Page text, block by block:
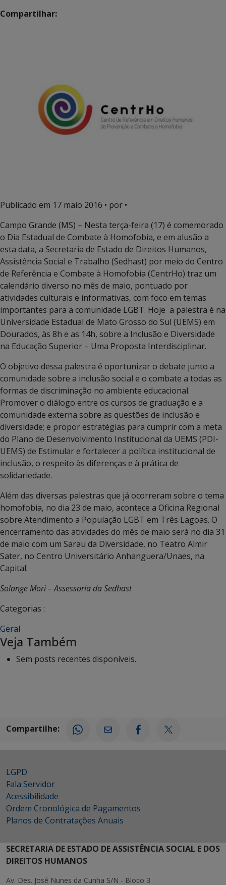
Compartilhar:
Publicado em 17 maio 2016 • por •
Campo Grande (MS) – Nesta terça-feira (17) é comemorado
o Dia Estadual de Combate à Homofobia, e em alusão a
esta data, a Secretaria de Estado de Direitos Humanos,
Assistência Social e Trabalho (Sedhast) por meio do Centro
de Referência e Combate à Homofobia (CentrHo) traz um
calendário diverso no mês de maio, pontuado por
atividades culturais e informativas, com foco em temas
importantes para a comunidade LGBT. Hoje a palestra é na
Universidade Estadual de Mato Grosso do Sul (UEMS) em
Dourados, às 8h e as 14h, sobre a Inclusão e Diversidade
na Educação Superior – Uma Proposta Interdisciplinar.
O objetivo dessa palestra é oportunizar o debate junto a
comunidade sobre a inclusão social e o combate a todas as
formas de discriminação no ambiente educacional.
Promover o diálogo entre os cursos de graduação e a
comunidade externa sobre as questões de inclusão e
diversidade; e propor estratégias para cumprir com a meta
do Plano de Desenvolvimento Institucional da UEMS (PDI-
UEMS) de Estimular e fortalecer a política institucional de
inclusão, o respeito às diferenças e à prática de
solidariedade.
Além das diversas palestras que já ocorreram sobre o tema
homofobia, no dia 23 de maio, acontece a Oficina Regional
sobre Atendimento a População LGBT em Três Lagoas. O
encerramento das atividades do mês de maio será no dia 31
de maio com um Sarau da Diversidade, no Teatro Almir
Sater, no Centro Universitário Anhanguera/Unaes, na
Capital.
Solange Mori – Assessoria da Sedhast
Categorias :
Geral
Veja Também
Sem posts recentes disponíveis.
Compartilhe:
LGPD
Fala Servidor
Acessibilidade
Ordem Cronológica de Pagamentos
Planos de Contratações Anuais
SECRETARIA DE ESTADO DE ASSISTÊNCIA SOCIAL E DOS
DIREITOS HUMANOS
Av. Des. José Nunes da Cunha S/N - Bloco 3